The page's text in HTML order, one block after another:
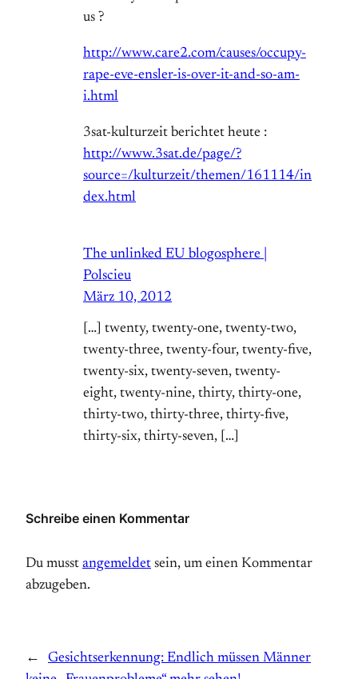
us ?
http://www.care2.com/causes/occupy-
rape-eve-ensler-is-over-it-and-so-am-
i.html
3sat-kulturzeit berichtet heute :
http://www.3sat.de/page/?
source=/kulturzeit/themen/161114/in
dex.html
The unlinked EU blogosphere |
Polscieu
März 10, 2012
[…] twenty, twenty-one, twenty-two,
twenty-three, twenty-four, twenty-five,
twenty-six, twenty-seven, twenty-
eight, twenty-nine, thirty, thirty-one,
thirty-two, thirty-three, thirty-five,
thirty-six, thirty-seven, […]
Schreibe einen Kommentar
Du musst angemeldet sein, um einen Kommentar
abzugeben.
←
Gesichtserkennung: Endlich müssen Männer